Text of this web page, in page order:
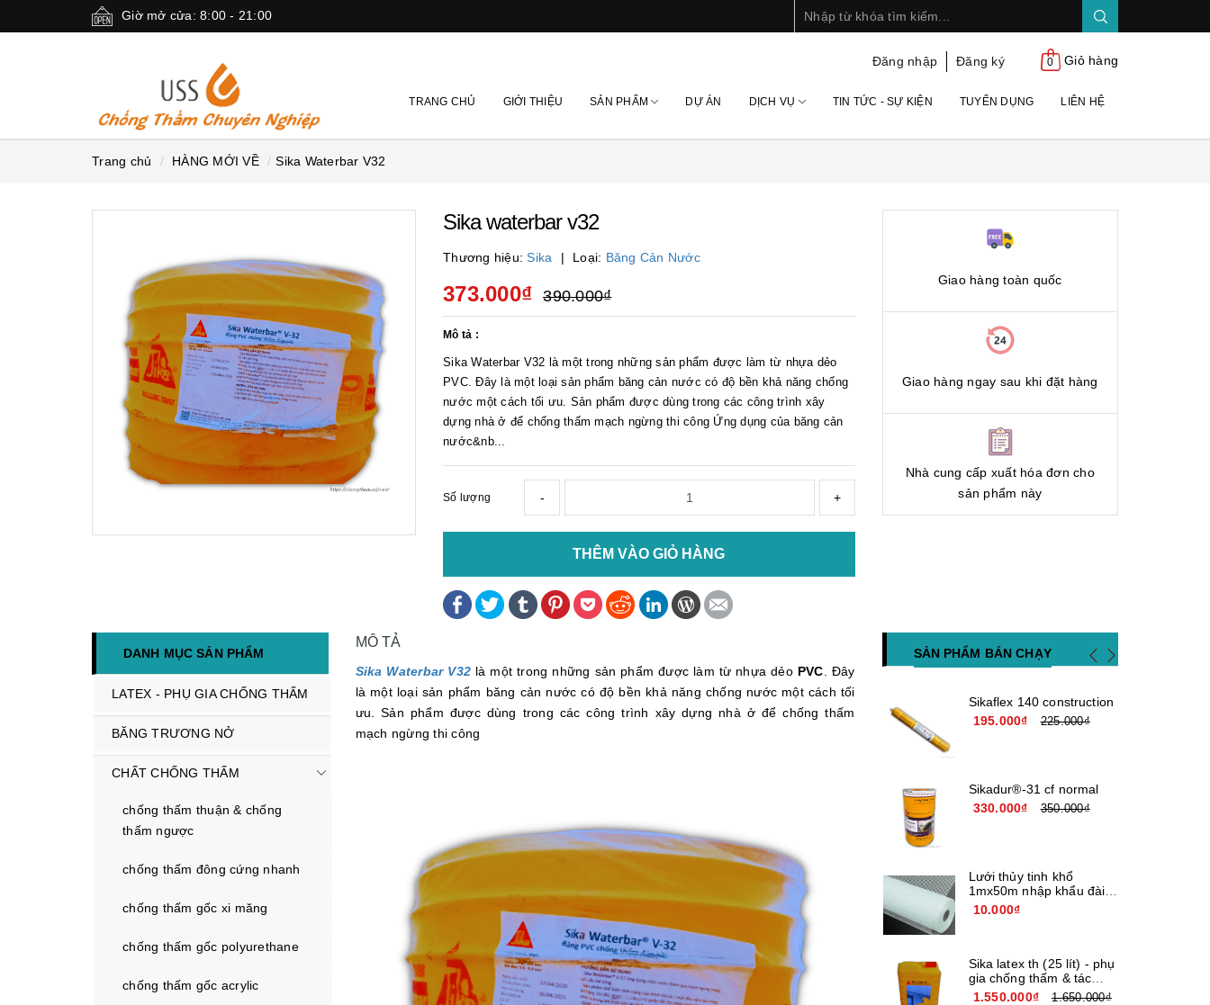
Giờ mở cửa: 8:00 - 21:00
Đăng nhập Đăng ký 0 Giỏ hàng
TRANG CHỦ GIỚI THIỆU SẢN PHẨM DỰ ÁN DỊCH VỤ TIN TỨC - SỰ KIỆN TUYỂN DỤNG LIÊN HỆ
Trang chủ HÀNG MỚI VỀ Sika Waterbar V32
Sika waterbar v32
Thương hiệu:Sika Loại: Băng Cản Nước
373.000₫ 390.000₫
Mô tả :
Sika Waterbar V32 là một trong những sản phẩm được làm từ nhựa dẻo
PVC. Đây là một loại sản phẩm băng cản nước có độ bền khả năng chống
nước một cách tối ưu. Sản phẩm được dùng trong các công trình xây
dựng nhà ở để chống thấm mạch ngừng thi công Ứng dụng của băng cản
nước&nb...
Số lượng - +
THÊM VÀO GIỎ HÀNG
Giao hàng toàn quốc
Giao hàng ngay sau khi đặt hàng
Nhà cung cấp xuất hóa đơn cho
sản phẩm này
DANH MỤC SẢN PHẨM
LATEX - PHỤ GIA CHỐNG THẤM
BĂNG TRƯƠNG NỞ
CHẤT CHỐNG THẤM
chống thấm thuận & chống
thấm ngược
chống thấm đông cứng nhanh
chống thấm gốc xi măng
chống thấm gốc polyurethane
chống thấm gốc acrylic
MÔ TẢ
Sika Waterbar V32 là một trong những sản phẩm được làm từ nhựa dẻo PVC . Đây
là một loại sản phẩm băng cản nước có độ bền khả năng chống nước một cách tối
ưu. Sản phẩm được dùng trong các công trình xây dựng nhà ở để chống thấm
mạch ngừng thi công
SẢN PHẨM BÁN CHẠY
Sikaflex 140 construction
195.000₫
225.000₫
Sikadur®-31 cf normal
330.000₫
350.000₫
Lưới thủy tinh khổ
1mx50m nhập khẩu đài
loan
10.000₫
Sika latex th (25 lít) - phụ
gia chống thấm & tác
nhân kết nối
1.550.000₫ 1.650.000₫